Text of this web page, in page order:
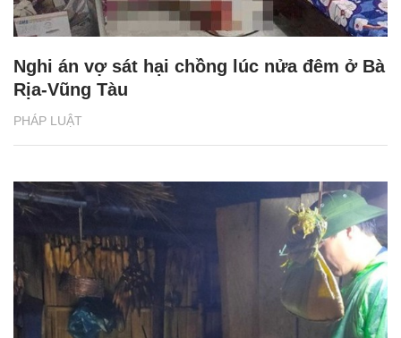
PHÁP LUẬT
Nghi án vợ sát hại chồng lúc nửa đêm ở Bà
Rịa-Vũng Tàu